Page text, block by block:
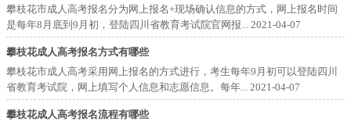
攀枝花市成人高考报名分为网上报名+现场确认信息的方式，网上报名时间
是每年8月底到9月初，登陆四川省教育考试院官网报... 2021-04-07
攀枝花成人高考报名方式有哪些
攀枝花市成人高考采用网上报名的方式进行，考生每年9月初可以登陆四川
省教育考试院，网上填写个人信息和志愿信息。每年... 2021-04-07
攀枝花成人高考报名流程有哪些